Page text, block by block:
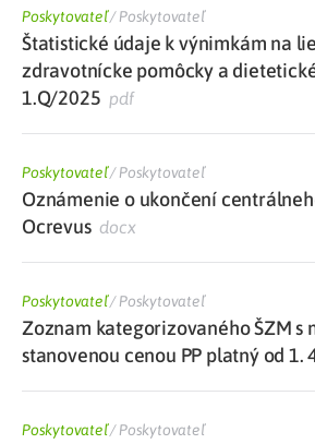
Poskytovateľ/Poskytovateľ
Štatistické údaje k výnimkám na
zdravotnícke pomôcky a
1.Q/2025 pdf
Poskytovateľ/Poskytovateľ
Oznámenie o ukončení
Ocrevusdocx
Poskytovateľ/Poskytovateľ
Zoznam kategorizovaného ŠZM s
stanovenou cenou PP platný od 1.
Poskytovateľ/Poskytovateľ